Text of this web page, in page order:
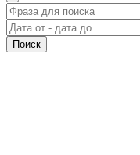
Поиск